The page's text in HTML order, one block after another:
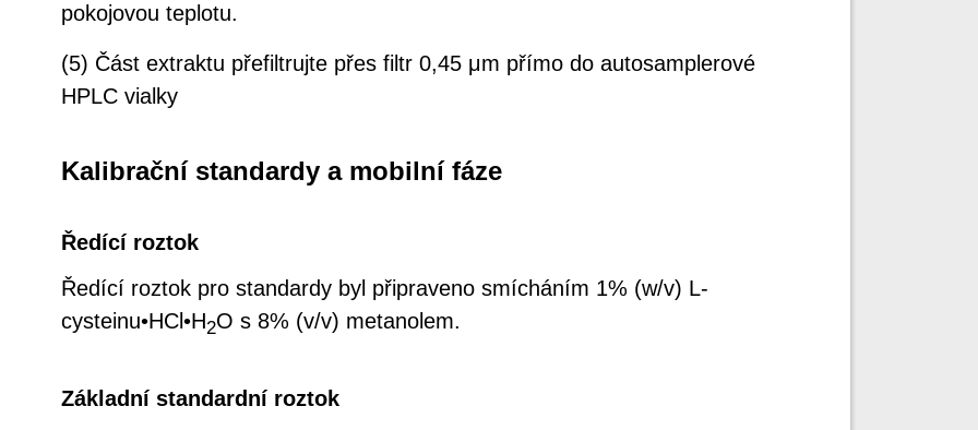
pokojovou teplotu.
(5) Část extraktu přefiltrujte přes filtr 0,45 μm přímo do autosamplerové
HPLC vialky
Kalibrační standardy a mobilní fáze
Ředící roztok
Ředící roztok pro standardy byl připraveno smícháním 1% (w/v) L-
cysteinu•HCl•H2O s 8% (v/v) metanolem.
Základní standardní roztok